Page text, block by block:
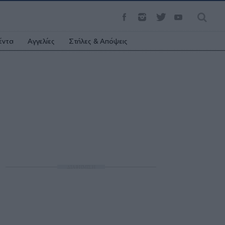
Αγγελίες Στήλες & Απόψεις